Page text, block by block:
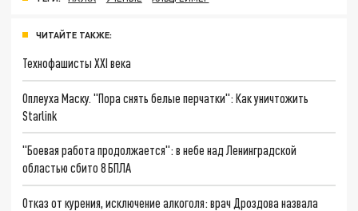
ЧИТАЙТЕ ТАКЖЕ:
Технофашисты XXI века
Оплеуха Маску. "Пора снять белые перчатки": Как уничтожить
Starlink
"Боевая работа продолжается": в небе над Ленинградской
областью сбито 8 БПЛА
Отказ от курения, исключение алкоголя: врач Дроздова назвала